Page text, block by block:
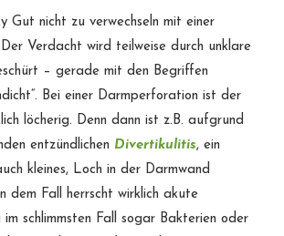
Gut nicht zu verwechseln mit einer
Verdacht wird teilweise durch unklare
– gerade mit den Begriffen
Bei einer Darmperforation ist der
löcherig. Denn dann ist z.B. aufgrund
entzündlichen Divertikulitis, ein
kleines, Loch in der Darmwand
dem Fall herrscht wirklich akute
schlimmsten Fall sogar Bakterien oder